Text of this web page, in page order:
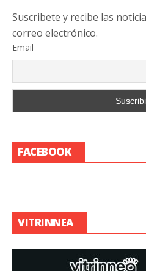
Suscribete y recibe las
correo electrónico.
Email
FACEBOOK
VITRINNEA